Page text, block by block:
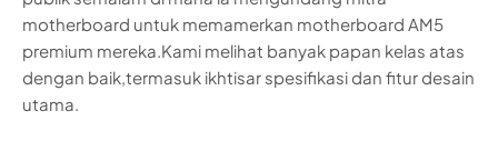
motherboard untuk memamerkan motherboard AM5
premium mereka.Kami melihat banyak papan kelas atas
dengan baik,termasuk ikhtisar spesifikasi dan fitur desain
utama.